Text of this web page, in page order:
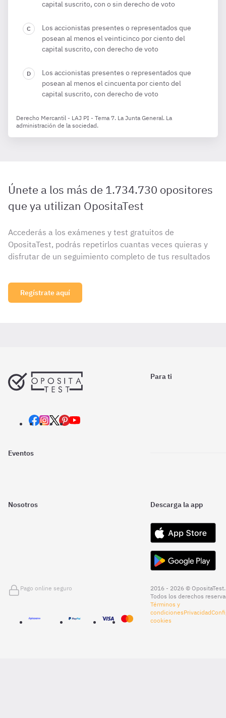
capital suscrito, con o sin derecho de voto
Los accionistas presentes o representados que
posean al menos el veinticinco por ciento del
capital suscrito, con derecho de voto
Los accionistas presentes o representados que
posean al menos el cincuenta por ciento del
capital suscrito, con derecho de voto
Derecho Mercantil - LAJ PI - Tema 7. La Junta General. La
administración de la sociedad.
Únete a los más de 1.734.730 opositores
que ya utilizan OpositaTest
Accederás a los exámenes y test gratuitos de
OpositaTest, podrás repetirlos cuantas veces quieras y
disfrutar de un seguimiento completo de tus resultados
Regístrate aquí
Para ti
Eventos
Nosotros Descarga la app
Pago online seguro
2016 - 2026 © OpositaTest.
Todos los derechos
Términos y
condicionesPrivacidad
cookies